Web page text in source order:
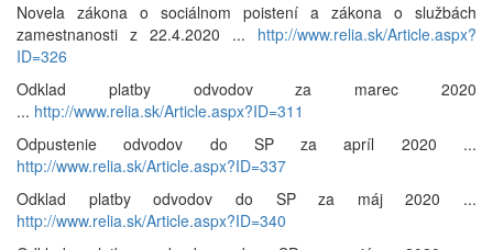
Novela zákona o sociálnom poistení a zákona o službách
zamestnanosti z 22.4.2020 ... http://www.relia.sk/Article.aspx?
ID=326
Odklad platby odvodov za marec 2020
... http://www.relia.sk/Article.aspx?ID=311
Odpustenie odvodov do SP za apríl 2020 ...
http://www.relia.sk/Article.aspx?ID=337
Odklad platby odvodov do SP za máj 2020 ...
http://www.relia.sk/Article.aspx?ID=340